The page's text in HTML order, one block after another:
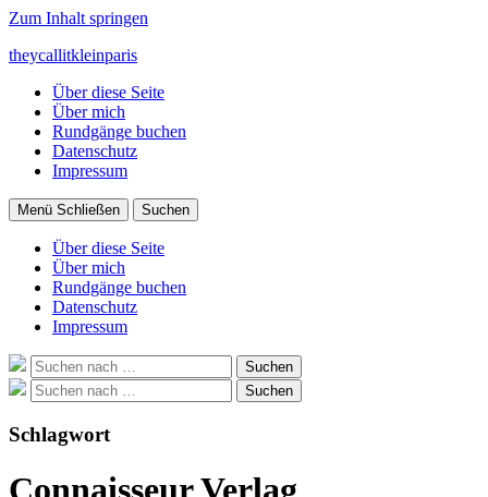
Zum Inhalt springen
theycallitkleinparis
Über diese Seite
Über mich
Rundgänge buchen
Datenschutz
Impressum
Menü Schließen Suchen
Über diese Seite
Über mich
Rundgänge buchen
Datenschutz
Impressum
Suche
nach:
Suchen
Suche
nach:
Suchen
Schlagwort